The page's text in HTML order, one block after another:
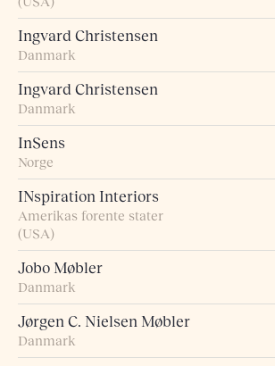
Ingvard Christensen
Danmark
Ingvard Christensen
Danmark
InSens
Norge
INspiration Interiors
Amerikas forente stater
(USA)
Jobo Møbler
Danmark
Jørgen C. Nielsen Møbler
Danmark